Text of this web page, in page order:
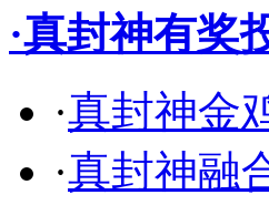
·真封神有奖
·真封神金
·真封神融